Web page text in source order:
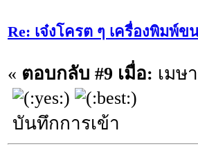
Re: เจ๋งโครต ๆ เครื่องพิมพ์
« ตอบกลับ #9 เมื่อ: เมษ
บันทึกการเข้า